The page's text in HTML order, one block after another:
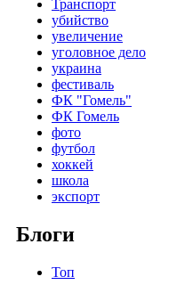
Транспорт
убийство
увеличение
уголовное дело
украина
фестиваль
ФК "Гомель"
ФК Гомель
фото
футбол
хоккей
школа
экспорт
Блоги
Топ